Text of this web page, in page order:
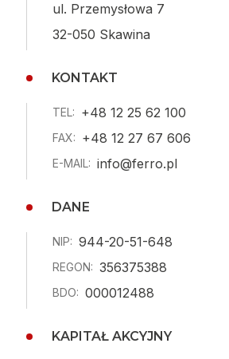
ul. Przemysłowa 7
32-050 Skawina
KONTAKT
TEL: +48 12 25 62 100
FAX: +48 12 27 67 606
E-MAIL: info@ferro.pl
DANE
NIP: 944-20-51-648
REGON: 356375388
BDO: 000012488
KAPITAŁ AKCYJNY